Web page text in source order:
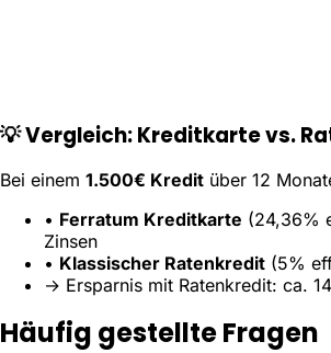
💡 Vergleich: Kreditkarte vs.
Bei einem 1.500€ Kredit über 12
• Ferratum Kreditkarte (24,36%
Zinsen
• Klassischer Ratenkredit (5%
→ Ersparnis mit Ratenkredit: ca.
Häufig gestellte Fragen